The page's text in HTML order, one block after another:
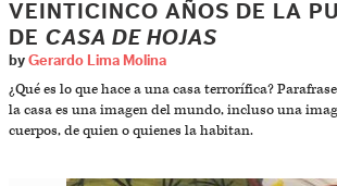
VEINTICINCO AÑOS DE LA
DE CASA DE HOJAS
by Gerardo Lima Molina
¿Qué es lo que hace a una casa terrorífica?
la casa es una imagen del mundo, incluso una
cuerpos, de quien o quienes la habitan.